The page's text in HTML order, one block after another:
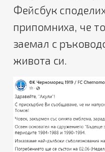
Фейсбук
припомниха, че
заемал с
живота си.